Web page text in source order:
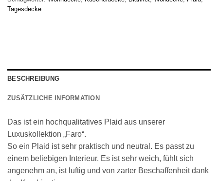
Tagesdecke
BESCHREIBUNG
ZUSÄTZLICHE INFORMATION
Das ist ein hochqualitatives Plaid aus unserer
Luxuskollektion „Faro“.
So ein Plaid ist sehr praktisch und neutral. Es passt zu
einem beliebigen Interieur. Es ist sehr weich, fühlt sich
angenehm an, ist luftig und von zarter Beschaffenheit dank